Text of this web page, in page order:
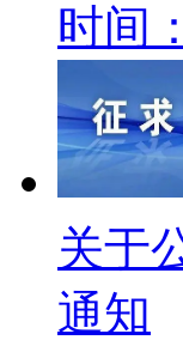
时间
关于
通知